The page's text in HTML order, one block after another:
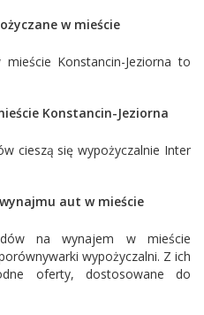
w mieście
Konstancin-Jeziorna to
Konstancin-Jeziorna
cieszą się wypożyczalnie Inter
aut w mieście
na wynajem w mieście
wypożyczalni. Z ich
oferty, dostosowane do